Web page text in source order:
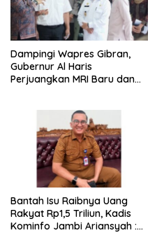
Dampingi Wapres Gibran,
Gubernur Al Haris
Perjuangkan MRI Baru dan
Bantah Isu Raibnya Uang
Rakyat Rp1,5 Triliun, Kadis
Kominfo Jambi Ariansyah :